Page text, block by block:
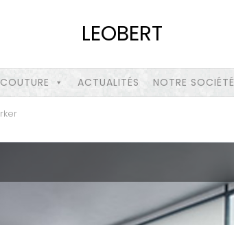
LEOBERT
ACTUALITÉS NOTRE SOCIÉTÉ